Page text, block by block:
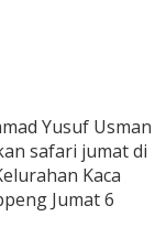
Yusuf Usman
safari jumat di
Kaca
Jumat 6